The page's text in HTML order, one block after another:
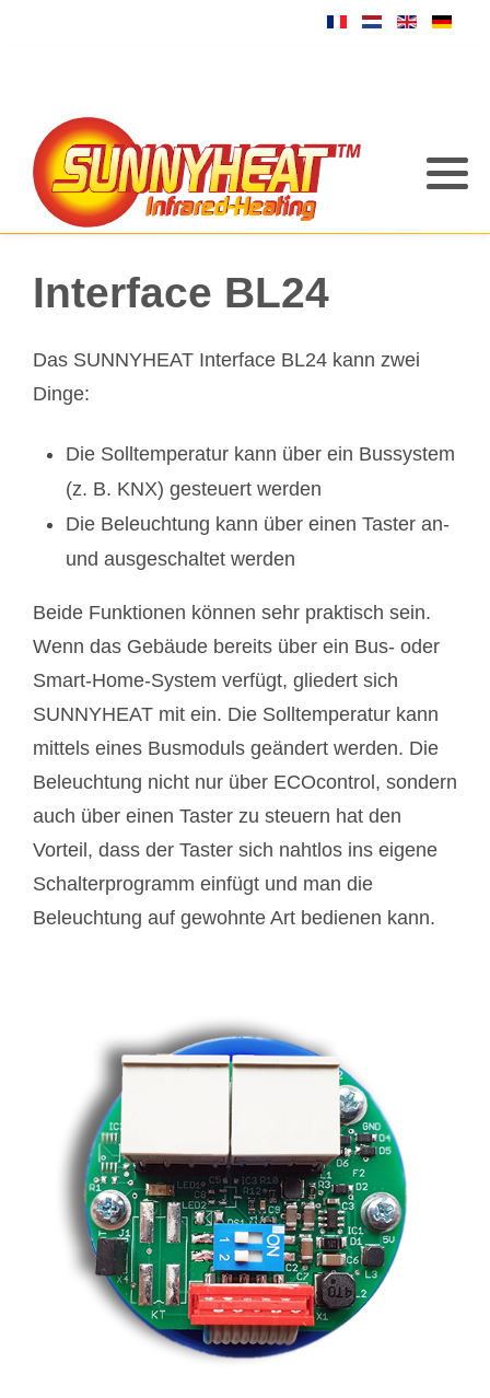
Interface BL24
Das SUNNYHEAT Interface BL24 kann zwei
Dinge:
Die Solltemperatur kann über ein Bussystem
(z. B. KNX) gesteuert werden
Die Beleuchtung kann über einen Taster an-
und ausgeschaltet werden
Beide Funktionen können sehr praktisch sein.
Wenn das Gebäude bereits über ein Bus- oder
Smart-Home-System verfügt, gliedert sich
SUNNYHEAT mit ein. Die Solltemperatur kann
mittels eines Busmoduls geändert werden. Die
Beleuchtung nicht nur über ECOcontrol, sondern
auch über einen Taster zu steuern hat den
Vorteil, dass der Taster sich nahtlos ins eigene
Schalterprogramm einfügt und man die
Beleuchtung auf gewohnte Art bedienen kann.